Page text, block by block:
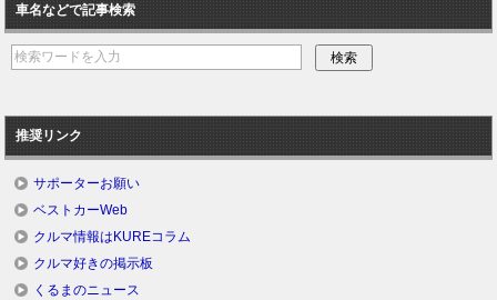
車名などで記事検索
推奨リンク
サポーターお願い
ベストカーWeb
クルマ情報はKUREコラム
クルマ好きの掲示板
くるまのニュース